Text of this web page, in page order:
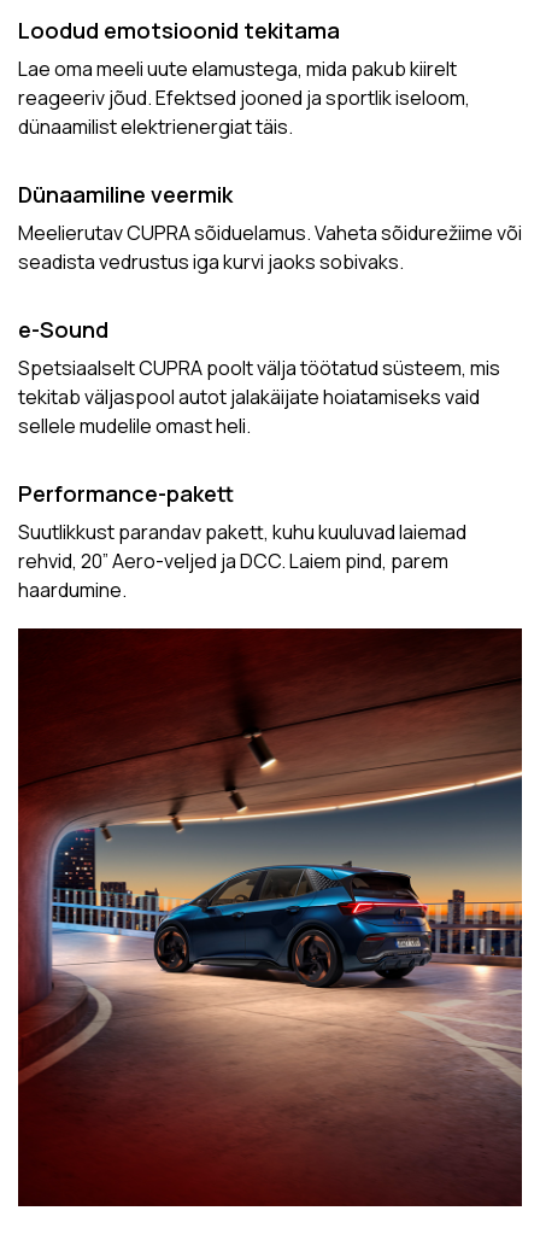
Loodud emotsioonid tekitama
Lae oma meeli uute elamustega, mida pakub kiirelt
reageeriv jõud. Efektsed jooned ja sportlik iseloom,
dünaamilist elektrienergiat täis.
Dünaamiline veermik
Meelierutav CUPRA sõiduelamus. Vaheta sõidurežiime või
seadista vedrustus iga kurvi jaoks sobivaks.
e-Sound
Spetsiaalselt CUPRA poolt välja töötatud süsteem, mis
tekitab väljaspool autot jalakäijate hoiatamiseks vaid
sellele mudelile omast heli.
Performance-pakett
Suutlikkust parandav pakett, kuhu kuuluvad laiemad
rehvid, 20” Aero-veljed ja DCC. Laiem pind, parem
haardumine.